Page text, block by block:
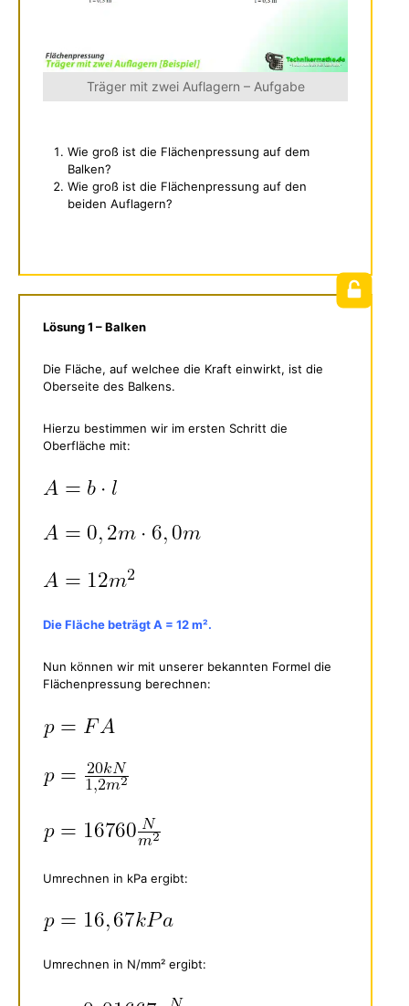
Träger mit zwei Auflagern – Aufgabe
Wie groß ist die Flächenpressung auf dem
Balken?
Wie groß ist die Flächenpressung auf den
beiden Auflagern?
Lösung 1 – Balken
Die Fläche, auf welchee die Kraft einwirkt, ist die
Oberseite des Balkens.
Hierzu bestimmen wir im ersten Schritt die
Oberfläche mit:
Die Fläche beträgt A = 12 m².
Nun können wir mit unserer bekannten Formel die
Flächenpressung berechnen:
Umrechnen in kPa ergibt:
Umrechnen in N/mm² ergibt: